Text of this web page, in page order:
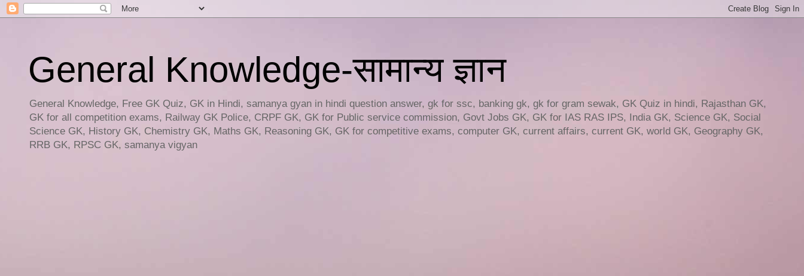
General Knowledge-सामान्य ज्ञान
General Knowledge, Free GK Quiz, GK in Hindi, samanya gyan in hindi question answer, gk for ssc, banking gk, gk for gram sewak, GK Quiz in hindi, Rajasthan GK,
GK for all competition exams, Railway GK Police, CRPF GK, GK for Public service commission, Govt Jobs GK, GK for IAS RAS IPS, India GK, Science GK, Social
Science GK, History GK, Chemistry GK, Maths GK, Reasoning GK, GK for competitive exams, computer GK, current affairs, current GK, world GK, Geography GK,
RRB GK, RPSC GK, samanya vigyan